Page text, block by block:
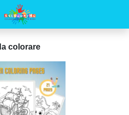
colorare